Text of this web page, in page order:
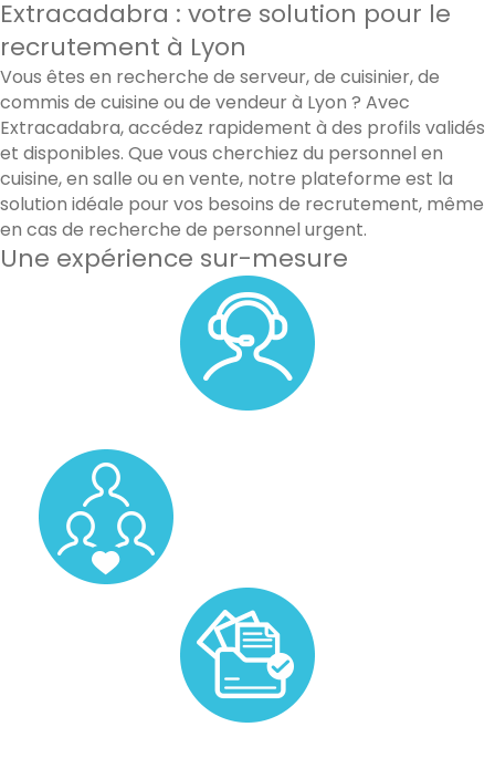
Extracadabra : votre solution pour le
recrutement à Lyon
Vous êtes en recherche de serveur, de cuisinier, de
commis de cuisine ou de vendeur à Lyon ? Avec
Extracadabra, accédez rapidement à des profils validés
et disponibles. Que vous cherchiez du personnel en
cuisine, en salle ou en vente, notre plateforme est la
solution idéale pour vos besoins de recrutement, même
en cas de recherche de personnel urgent.
Une expérience sur-mesure